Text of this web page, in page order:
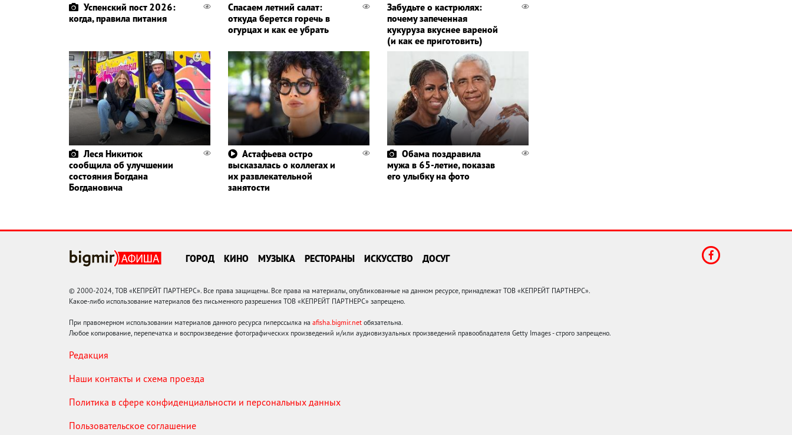
Успенский пост 2026:
когда, правила питания
Спасаем летний салат:
откуда берется горечь в
огурцах и как ее убрать
Забудьте о кастрюлях:
почему запеченная
кукуруза вкуснее вареной
(и как ее приготовить)
Леся Никитюк
сообщила об улучшении
состояния Богдана
Богдановича
Астафьева остро
высказалась о коллегах и
их развлекательной
занятости
Обама поздравила
мужа в 65-летие, показав
его улыбку на фото
ГОРОД КИНО МУЗЫКА РЕСТОРАНЫ ИСКУССТВО ДОСУГ
© 2000-2024, ТОВ «КЕПРЕЙТ ПАРТНЕРС». Все права защищены. Все права на материалы, опубликованные на данном ресурсе, принадлежат ТОВ «КЕПРЕЙТ ПАРТНЕРС».
Какое-либо использование материалов без письменного разрешения ТОВ «КЕПРЕЙТ ПАРТНЕРС» запрещено.
При правомерном использовании материалов данного ресурса гиперссылка на afisha.bigmir.net обязательна.
Любое копирование, перепечатка и воспроизведение фотографических произведений и/или аудиовизуальных произведений правообладателя Getty Images - строго запрещено.
Редакция
Наши контакты и схема проезда
Политика в сфере конфиденциальности и персональных данных
Пользовательское соглашение